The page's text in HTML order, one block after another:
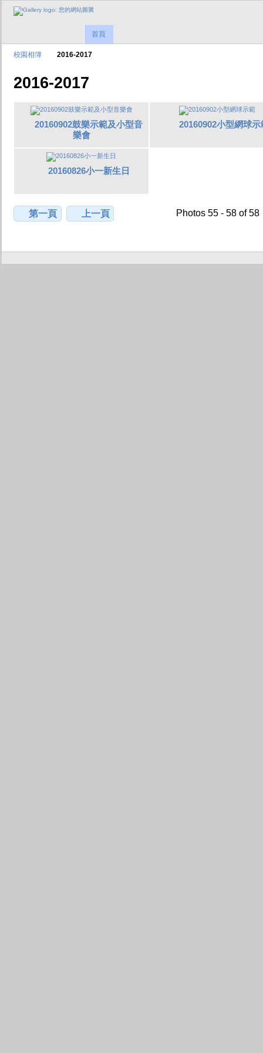
首頁
校園相簿 2016-2017
2016-2017
20160902鼓樂示範及小型音
樂會
20160902小型網球示
20160826小一新生日
第一頁 上一頁 Photos 55 - 58 of 58